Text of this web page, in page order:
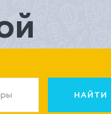
НАЙТИ